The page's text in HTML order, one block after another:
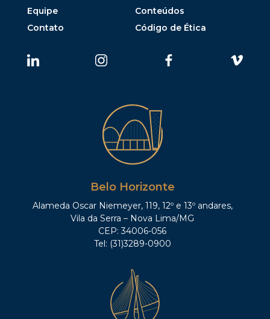
Equipe
Conteúdos
Contato
Código de Ética
Belo Horizonte
Alameda Oscar Niemeyer, 119, 12º e 13º andares,
Vila da Serra – Nova Lima/MG
CEP: 34006-056
Tel: (31)3289-0900